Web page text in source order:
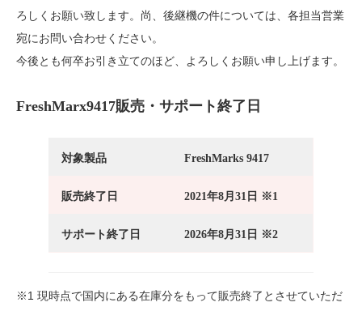
ろしくお願い致します。尚、後継機の件については、各担当営業
宛にお問い合わせください。
今後とも何卒お引き立てのほど、よろしくお願い申し上げます。
FreshMarx9417販売・サポート終了日
対象製品 FreshMarks 9417
販売終了日 2021年8月31日 ※1
サポート終了日 2026年8月31日 ※2
※1 現時点で国内にある在庫分をもって販売終了とさせていただ